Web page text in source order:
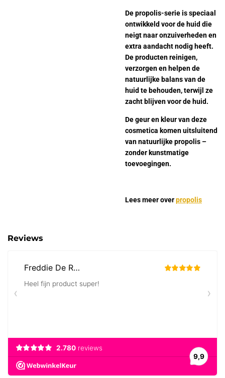
De propolis-serie is speciaal
ontwikkeld voor de huid die
neigt naar onzuiverheden en
extra aandacht nodig heeft.
De producten reinigen,
verzorgen en helpen de
natuurlijke balans van de
huid te behouden, terwijl ze
zacht blijven voor de huid.
De geur en kleur van deze
cosmetica komen uitsluitend
van natuurlijke propolis –
zonder kunstmatige
toevoegingen.
Lees meer overpropolis
Reviews